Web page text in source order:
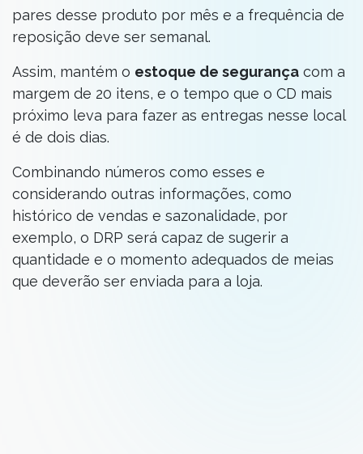
pares desse produto por mês e a frequência de
reposição deve ser semanal.
Assim, mantém o estoque de segurança com a
margem de 20 itens, e o tempo que o CD mais
próximo leva para fazer as entregas nesse local
é de dois dias.
Combinando números como esses e
considerando outras informações, como
histórico de vendas e sazonalidade, por
exemplo, o DRP será capaz de sugerir a
quantidade e o momento adequados de meias
que deverão ser enviada para a loja.